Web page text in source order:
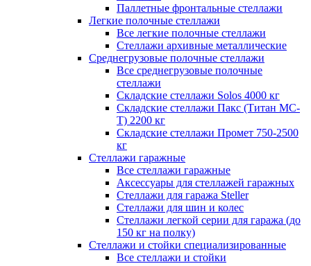
Паллетные фронтальные стеллажи
Легкие полочные стеллажи
Все легкие полочные стеллажи
Стеллажи архивные металлические
Среднегрузовые полочные стеллажи
Все среднегрузовые полочные
стеллажи
Складские стеллажи Solos 4000 кг
Складские стеллажи Пакс (Титан МС-
Т) 2200 кг
Складские стеллажи Промет 750-2500
кг
Стеллажи гаражные
Все стеллажи гаражные
Аксессуары для стеллажей гаражных
Стеллажи для гаража Steller
Стеллажи для шин и колес
Стеллажи легкой серии для гаража (до
150 кг на полку)
Стеллажи и стойки специализированные
Все стеллажи и стойки